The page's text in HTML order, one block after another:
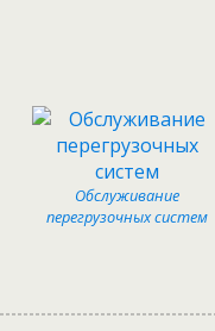
Обслуживание
перегрузочных систем